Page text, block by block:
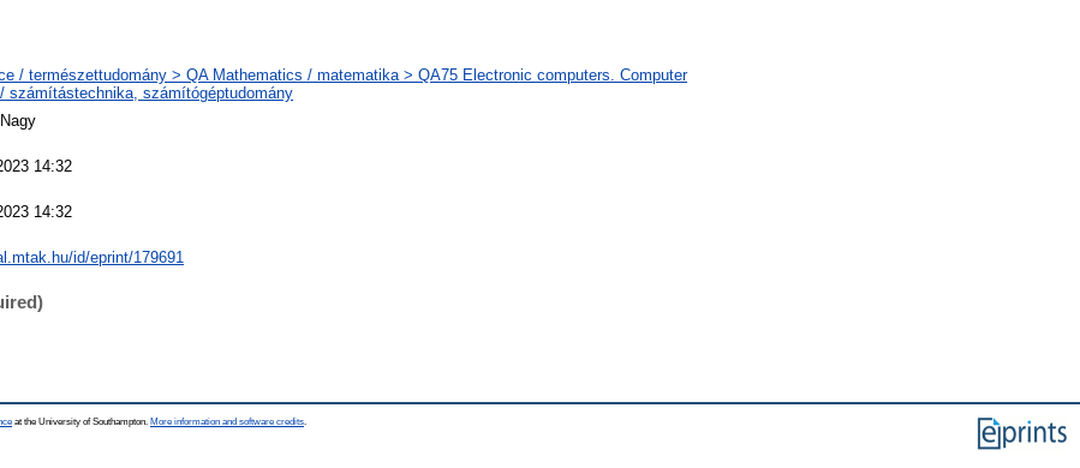
/ természettudomány > QA Mathematics / matematika > QA75 Electronic computers. Computer
számítástechnika, számítógéptudomány
14:32
14:32
id/eprint/179691
at the University of Southampton. More information and software credits